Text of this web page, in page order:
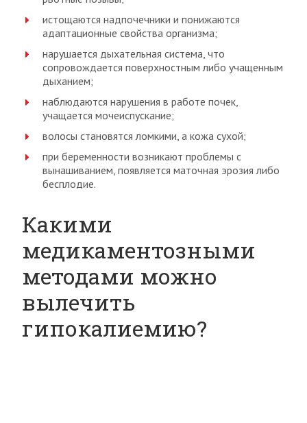
истощаются надпочечники и понижаются
адаптационные свойства организма;
нарушается дыхательная система, что
сопровождается поверхностным либо учащенным
дыханием;
наблюдаются нарушения в работе почек,
учащается мочеиспускание;
волосы становятся ломкими, а кожа сухой;
при беременности возникают проблемы с
вынашиванием, появляется маточная эрозия либо
бесплодие.
Какими
медикаментозными
методами можно
вылечить
гипокалиемию?